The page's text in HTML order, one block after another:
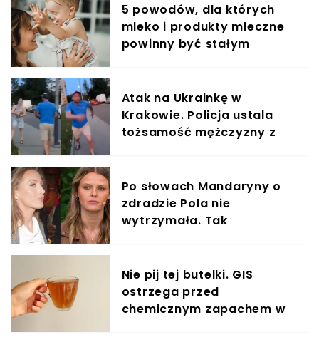
5 powodów, dla których
mleko i produkty mleczne
powinny być stałym
Atak na Ukrainkę w
Krakowie. Policja ustala
tożsamość mężczyzny z
Po słowach Mandaryny o
zdradzie Pola nie
wytrzymała. Tak
Nie pij tej butelki. GIS
ostrzega przed
chemicznym zapachem w